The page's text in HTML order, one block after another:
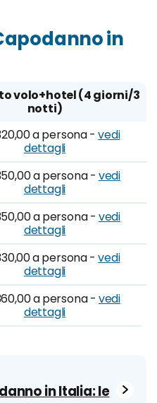
in
volo+hotel (4 giorni/3
notti)
a persona -vedi
dettagli
a persona - vedi
dettagli
a persona - vedi
dettagli
a persona -vedi
dettagli
a persona - vedi
dettagli
in Italia: le